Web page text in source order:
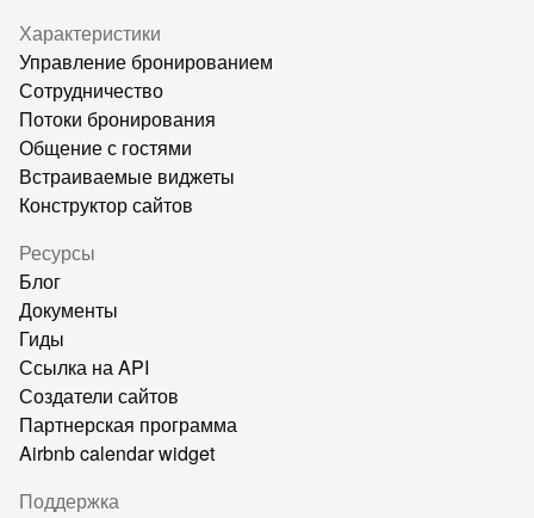
Характеристики
Управление бронированием
Сотрудничество
Потоки бронирования
Общение с гостями
Встраиваемые виджеты
Конструктор сайтов
Ресурсы
Блог
Документы
Гиды
Ссылка на API
Создатели сайтов
Партнерская программа
Airbnb calendar widget
Поддержка